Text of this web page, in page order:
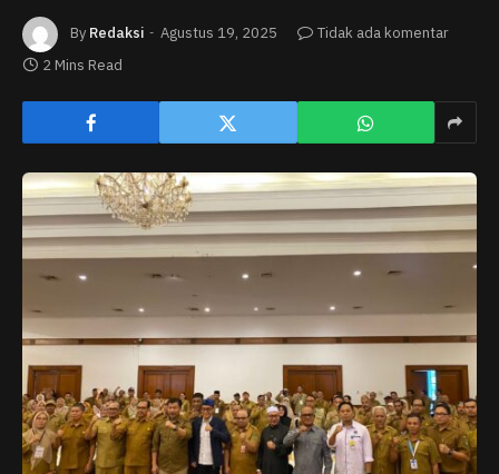
By Redaksi Agustus 19, 2025
Tidak ada komentar
2 Mins Read